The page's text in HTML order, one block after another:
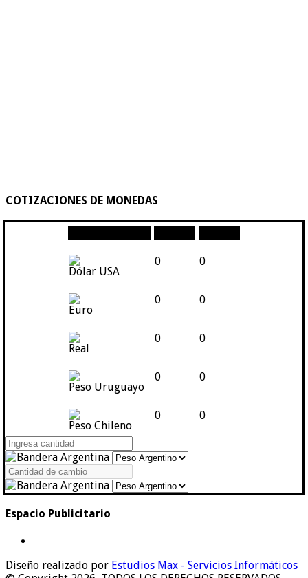
COTIZACIONES DE MONEDAS
Dólar USA
0 0
Euro
0 0
Real
0 0
Peso Uruguayo
0 0
Peso Chileno
0 0
Espacio Publicitario
Diseño realizado por Estudios Max - Servicios Informáticos